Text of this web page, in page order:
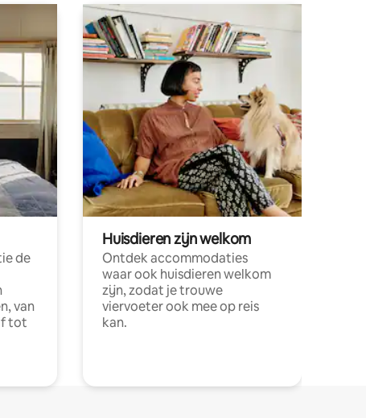
de
van
tot
Huisdieren zijn welkom
Ontdek accommodaties
waar ook huisdieren welkom
zijn, zodat je trouwe
viervoeter ook mee op reis
kan.